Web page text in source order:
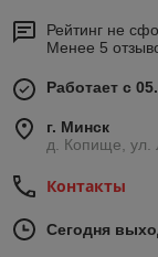
Рейтинг не
Менее 5
Работает с
г. Минск
д. Копище, ул.
Контакты
Сегодня